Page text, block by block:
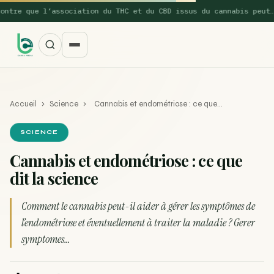
que l’association du THC et du CBD issus du cannabis peut…
SUGGESTIONS POPULAIRES
Une nouvelle étude montre que la vaporisation du
cannabis réduit de 99…
ACTU
La recette du Space Cake
Accueil › Science › Cannabis et endométriose : ce que…
SCIENCE
Cannabis et endométriose : ce que
dit la science
Comment le cannabis peut-il aider à gérer les symptômes de
l’endométriose et éventuellement à traiter la maladie ? Gerer
symptomes…